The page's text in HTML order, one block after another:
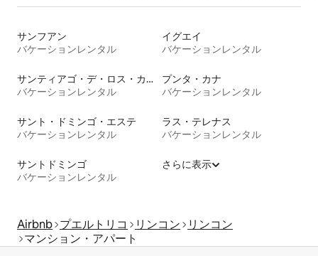
サンフアン
バケーションレンタル
イグエイ
バケーションレンタル
サンティアゴ・デ・ロス・カバリェロス
バケーションレンタル
プンタ・カナ
バケーションレンタル
サント・ドミンゴ・エステ
バケーションレンタル
ラス・テレナス
バケーションレンタル
サントドミンゴ
バケーションレンタル
さらに表示
Airbnb プエルトリコ リンコン
リンコン
マンション・アパート